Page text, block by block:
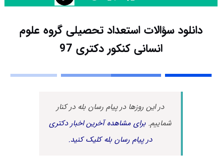
دانلود سؤالات استعداد تحصیلی گروه علوم
انسانی کنکور دکتری 97
در این روزها در پیام رسان بله در کنار
شماییم.برای مشاهده آخرین اخبار دکتری
در پیام رسان بله کلیک کنید.